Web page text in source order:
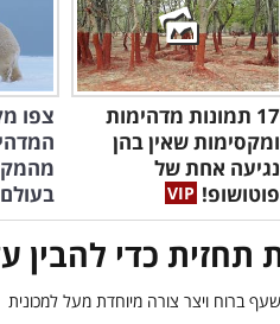
17 תמונות מדהימות
ומקסימות שאין בהן
נגיעה אחת של
פוטושופ!
צפו